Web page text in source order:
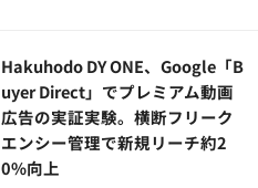
Hakuhodo DY ONE、Google「B
uyer Direct」でプレミアム動画
広告の実証実験。横断フリーク
エンシー管理で新規リーチ約2
0%向上